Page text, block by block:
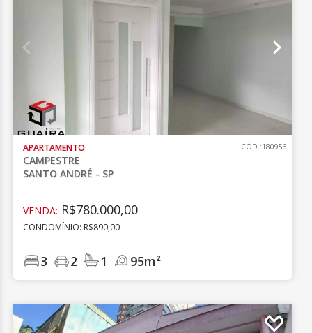
APARTAMENTO
CAMPESTRE
SANTO ANDRÉ - SP
CÓD.:180956
VENDA: R$780.000,00
CONDOMÍNIO: R$890,00
3 2 1 95m²